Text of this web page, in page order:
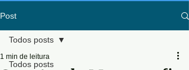
Post
Todos posts
Todos posts
1 min de leitura